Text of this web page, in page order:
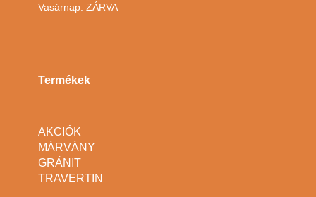
Vasárnap: ZÁRVA
Termékek
AKCIÓK
MÁRVÁNY
GRÁNIT
TRAVERTIN